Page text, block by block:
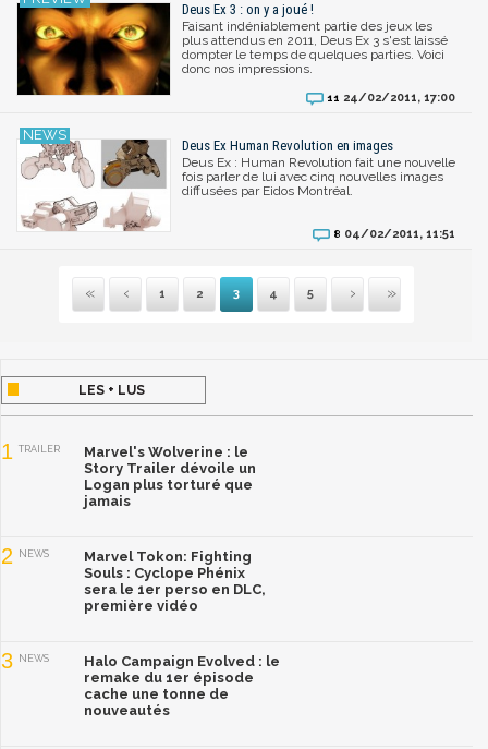
Deus Ex 3 : on y a joué !
Faisant indéniablement partie des jeux les
plus attendus en 2011, Deus Ex 3 s'est laissé
dompter le temps de quelques parties. Voici
donc nos impressions.
11 24/02/2011, 17:00
Deus Ex Human Revolution en images
Deus Ex : Human Revolution fait une nouvelle
fois parler de lui avec cinq nouvelles images
diffusées par Eidos Montréal.
8 04/02/2011, 11:51
Première
Précédente
1 2 3 4 5
Suivante
Dernière
LES + LUS
1 TRAILER
Marvel's Wolverine : le
Story Trailer dévoile un
Logan plus torturé que
jamais
2 NEWS
Marvel Tokon: Fighting
Souls : Cyclope Phénix
sera le 1er perso en DLC,
première vidéo
3 NEWS
Halo Campaign Evolved : le
remake du 1er épisode
cache une tonne de
nouveautés